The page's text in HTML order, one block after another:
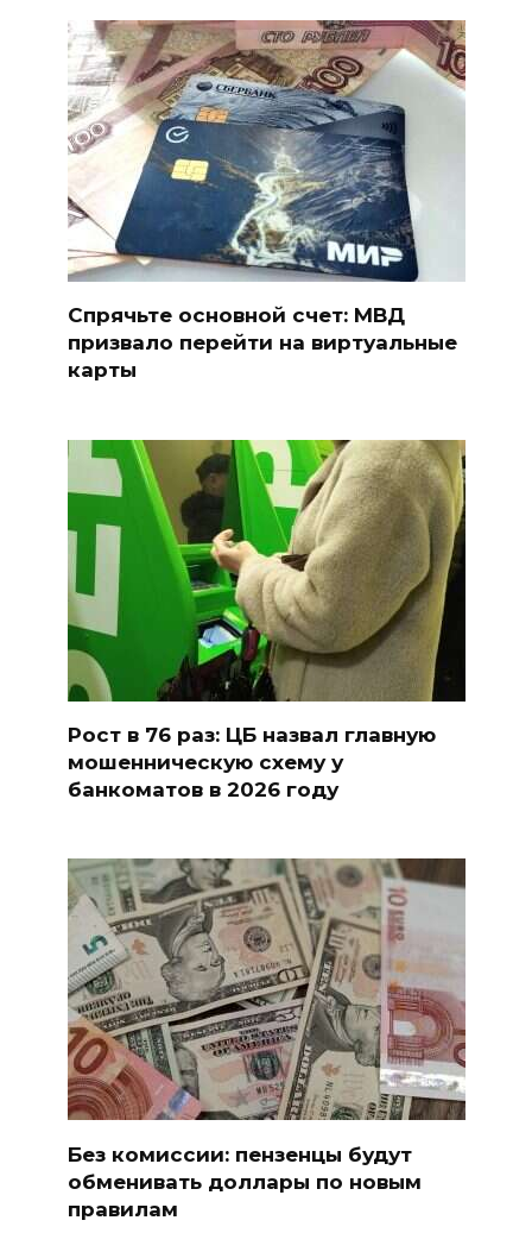
Спрячьте основной счет: МВД
призвало перейти на виртуальные
карты
Рост в 76 раз: ЦБ назвал главную
мошенническую схему у
банкоматов в 2026 году
Без комиссии: пензенцы будут
обменивать доллары по новым
правилам